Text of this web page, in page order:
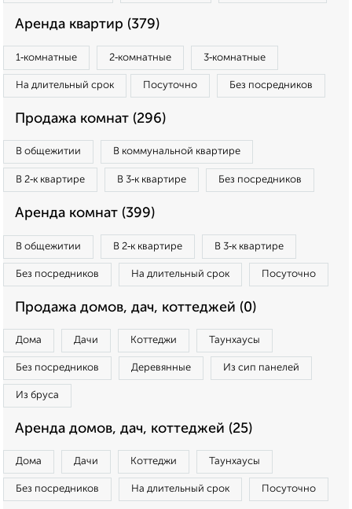
Аренда квартир (379)
1‑комнатные 2‑комнатные 3‑комнатные
На длительный срок Посуточно Без посредников
Продажа комнат (296)
В общежитии В коммунальной квартире
В 2‑к квартире В 3‑к квартире Без посредников
Аренда комнат (399)
В общежитии В 2‑к квартире В 3‑к квартире
Без посредников На длительный срок Посуточно
Продажа домов, дач, коттеджей (0)
Дома Дачи Коттеджи Таунхаусы
Без посредников Деревянные Из сип панелей
Из бруса
Аренда домов, дач, коттеджей (25)
Дома Дачи Коттеджи Таунхаусы
Без посредников На длительный срок Посуточно